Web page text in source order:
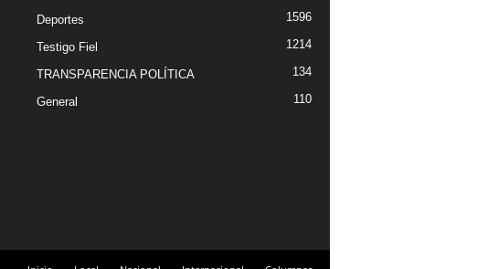
Deportes 1596
Testigo Fiel 1214
TRANSPARENCIA POLÍTICA 134
General 110